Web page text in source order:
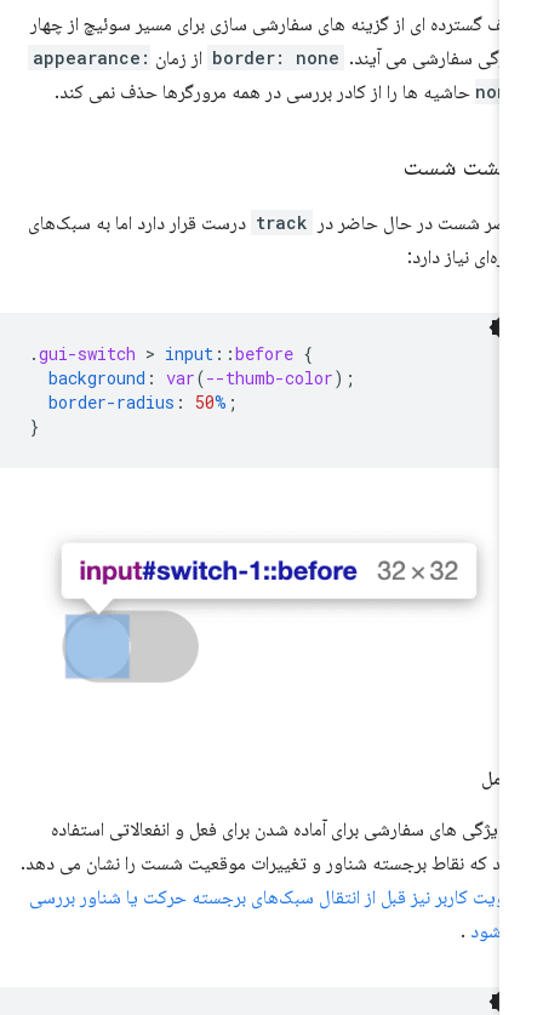
گسترده ای از گزینه های سفارشی سازی برای مسیر سوئیچ از چهار
سفارشی می آیند. border: none از زمانappearance:
حاشیه ها را از کادر بررسی در همه مرورگرها حذف نمی کند.
شست
شست در حال حاضر در track درست قرار دارد اما به سبک‌های
نیاز دارد:
.gui-switch > input::before
background: var(--thumb-color
border-radius: 50
ویژگی های سفارشی برای آماده شدن برای فعل و انفعالاتی استفاده
که نقاط برجسته شناور و تغییرات موقعیت شست را نشان می دهد.
کاربر نیز قبل از انتقال سبک‌های برجسته حرکت یا شناور بررسی
.